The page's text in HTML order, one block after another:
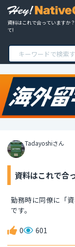
資料はこれで合っていますか
て!
Tadayoshiさん
資料はこれで合
勤務時に同僚に「
です。
0 601